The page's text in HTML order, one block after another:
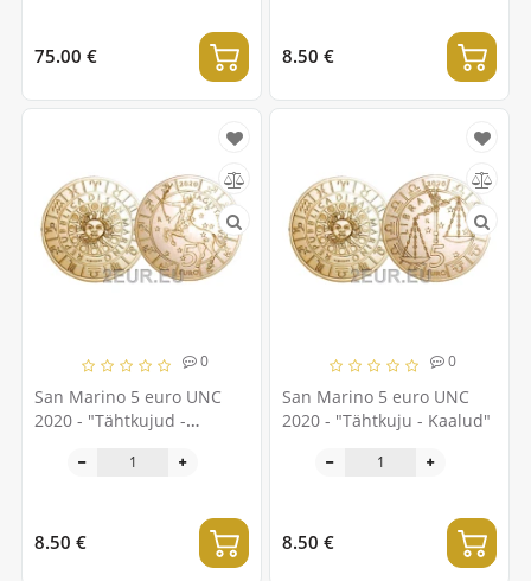
75.00 € 8.50 €
0
San Marino 5 euro UNC
2020 - "Tähtkujud -
8.50 €
0
San Marino 5 euro UNC
2020 - "Tähtkuju - Kaalud"
8.50 €